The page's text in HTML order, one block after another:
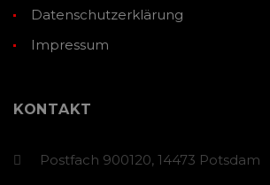
Datenschutzerklärung
Impressum
KONTAKT
Postfach 900120, 14473 Potsdam